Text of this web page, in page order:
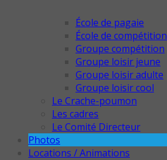
École de pagaie
École de compétition
Groupe compétition
Groupe loisir jeune
Groupe loisir adulte
Groupe loisir cool
Le Crache-poumon
Les cadres
Le Comité Directeur
Photos
Locations / Animations